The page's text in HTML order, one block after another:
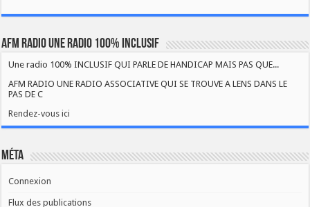
AFM RADIO UNE RADIO 100% INCLUSIF
Une radio 100% INCLUSIF QUI PARLE DE HANDICAP MAIS PAS QUE...
AFM RADIO UNE RADIO ASSOCIATIVE QUI SE TROUVE A LENS DANS LE
PAS DE C
Rendez-vous ici
Méta
Connexion
Flux des publications